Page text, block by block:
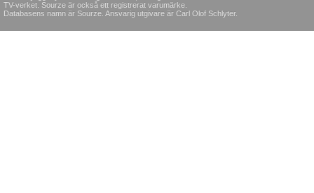
TV-verket. Sourze är också ett registrerat varumärke.
Databasens namn är Sourze. Ansvarig utgivare är Carl Olof Schlyter.